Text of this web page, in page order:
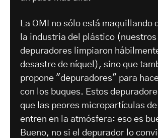
La OMI no sólo está maquillando
la industria del plástico
depuradores limpiaron
desastre de níquel), sino que
propone "depuradores" para
con los buques. Estos
que las peores micropartículas de
entren en la atmósfera: eso es
Bueno, no si el depurador lo